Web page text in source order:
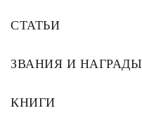
СТАТЬИ
ЗВАНИЯ И НАГРАДЫ
КНИГИ